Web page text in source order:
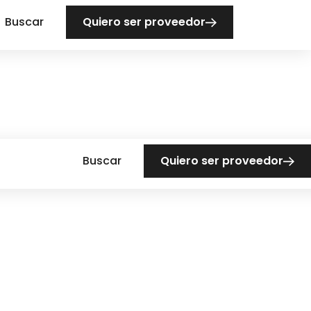
Buscar Quiero ser proveedor
Buscar Quiero ser proveedor